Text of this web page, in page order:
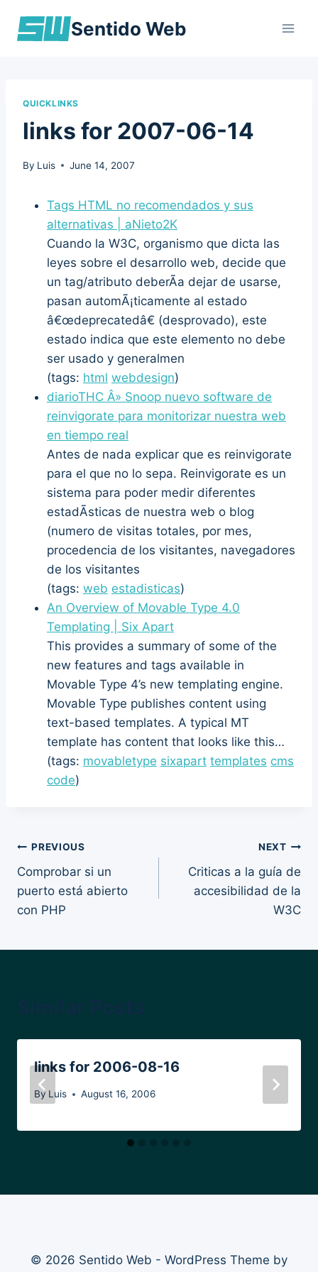
Sentido Web
QUICKLINKS
links for 2007-06-14
By Luis June 14, 2007
Tags HTML no recomendados y sus
alternativas | aNieto2K
Cuando la W3C, organismo que dicta las
leyes sobre el desarrollo web, decide que
un tag/atributo deberÃ­a dejar de usarse,
pasan automÃ¡ticamente al estado
â€œdeprecatedâ€ (desprovado), este
estado indica que este elemento no debe
ser usado y generalmen
(tags: html webdesign)
diarioTHC Â» Snoop nuevo software de
reinvigorate para monitorizar nuestra web
en tiempo real
Antes de nada explicar que es reinvigorate
para el que no lo sepa. Reinvigorate es un
sistema para poder medir diferentes
estadÃ­sticas de nuestra web o blog
(numero de visitas totales, por mes,
procedencia de los visitantes, navegadores
de los visitantes
(tags: web estadisticas)
An Overview of Movable Type 4.0
Templating | Six Apart
This provides a summary of some of the
new features and tags available in
Movable Type 4’s new templating engine.
Movable Type publishes content using
text-based templates. A typical MT
template has content that looks like this…
(tags: movabletype sixapart templates cms
code)
Post
navigation
PREVIOUS
Comprobar si un
puerto está abierto
con PHP
NEXT
Criticas a la guía de
accesibilidad de la
W3C
links for 2006-08-16
By Luis August 16, 2006
© 2026 Sentido Web - WordPress Theme by